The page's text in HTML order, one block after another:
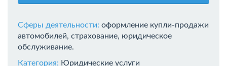
Сферы деятельности: оформление купли-продажи
автомобилей, страхование, юридическое
обслуживание.
Категория: Юридические услуги